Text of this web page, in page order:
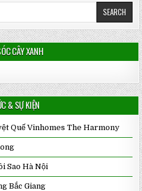
CÂY XANH
& SỰ KIỆN
Quế Vinhomes The Harmony
Sao Hà Nội
Bắc Giang